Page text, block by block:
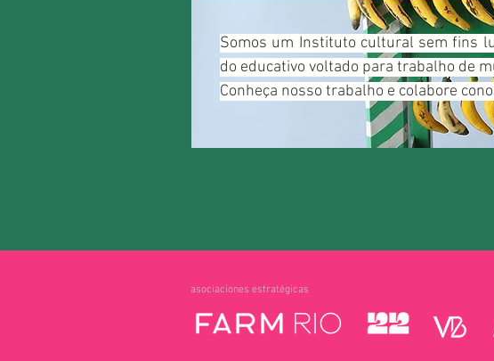
Somos um Instituto cultural sem fins
do educativo voltado para trabalho de
Conheça nosso trabalho e colabore
asociaciones estratégicas